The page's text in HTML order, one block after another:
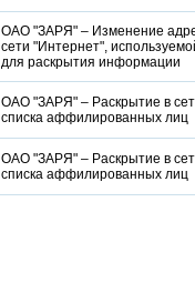
ОАО "ЗАРЯ" – Изменение
сети "Интернет",
для раскрытия информации
ОАО "ЗАРЯ" – Раскрытие в
списка аффилированных
ОАО "ЗАРЯ" – Раскрытие в
списка аффилированных